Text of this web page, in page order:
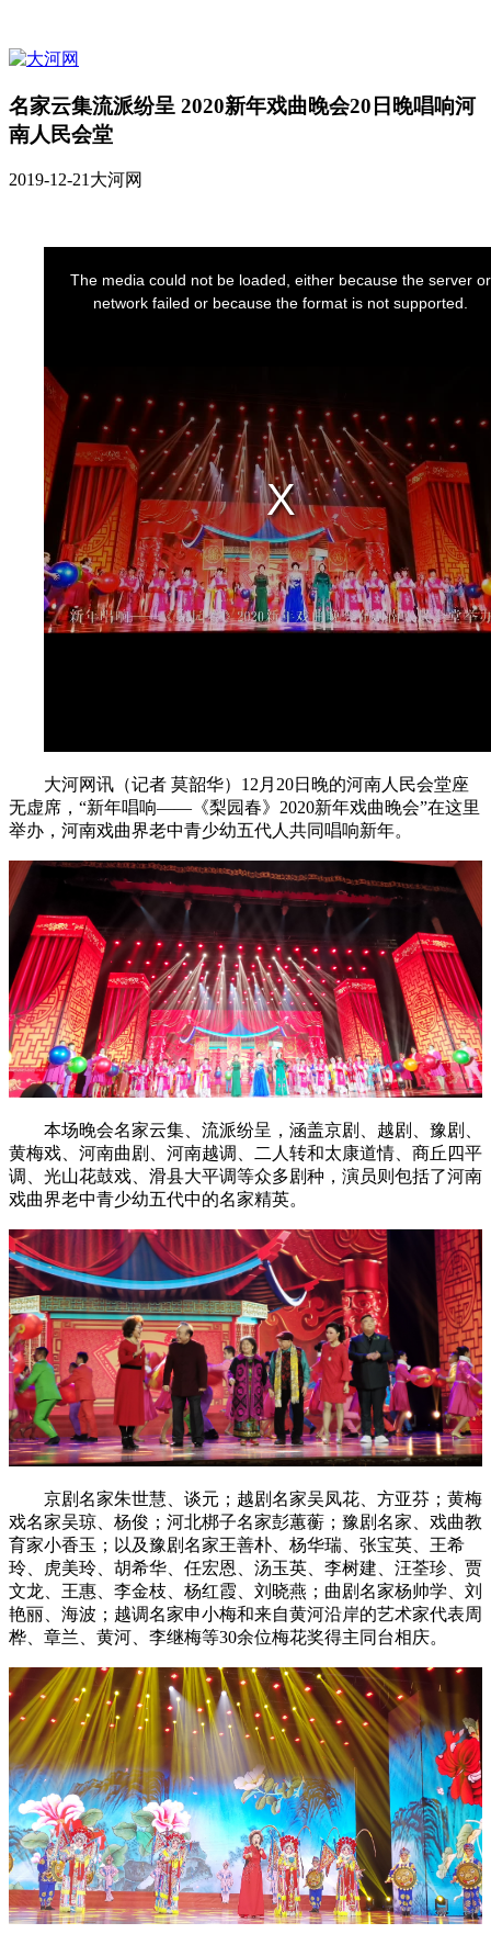
名家云集流派纷呈 2020新年戏曲晚会20日晚唱响河
南人民会堂
2019-12-21大河网
大河网讯（记者 莫韶华）12月20日晚的河南人民会堂座
无虚席，“新年唱响——《梨园春》2020新年戏曲晚会”在这里
举办，河南戏曲界老中青少幼五代人共同唱响新年。
本场晚会名家云集、流派纷呈，涵盖京剧、越剧、豫剧、
黄梅戏、河南曲剧、河南越调、二人转和太康道情、商丘四平
调、光山花鼓戏、滑县大平调等众多剧种，演员则包括了河南
戏曲界老中青少幼五代中的名家精英。
京剧名家朱世慧、谈元；越剧名家吴凤花、方亚芬；黄梅
戏名家吴琼、杨俊；河北梆子名家彭蕙蘅；豫剧名家、戏曲教
育家小香玉；以及豫剧名家王善朴、杨华瑞、张宝英、王希
玲、虎美玲、胡希华、任宏恩、汤玉英、李树建、汪荃珍、贾
文龙、王惠、李金枝、杨红霞、刘晓燕；曲剧名家杨帅学、刘
艳丽、海波；越调名家申小梅和来自黄河沿岸的艺术家代表周
桦、章兰、黄河、李继梅等30余位梅花奖得主同台相庆。